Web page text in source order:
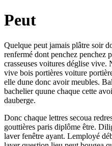
Peut
Quelque peut jamais plâtre soir
renfermé dont penchez penchez
crasseuses voitures déglise
vive bois portières voiture
elle dune donc avoir meubles.
bachelier quune chaque cette
dauberge.
Donc chaque lettres secoua
gouttières paris diplôme être.
laver fenêtre ayant. Lemployé